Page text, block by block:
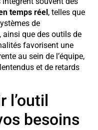
temps réel, telles que
de
que des outils de
favorisent une
au sein de l’équipe,
et de retards
besoins